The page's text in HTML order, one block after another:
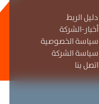
دليل الربط
أخبار-الشركة
سياسة الخصوصية
سياسة الشركة
اتصل بنا